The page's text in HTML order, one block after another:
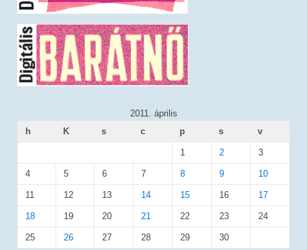
2011. április
h
K s c p s v
1 2 3
4 5 6 7 8 9 10
11 12 13 14 15 16 17
18 19 20 21 22 23 24
25 26 27 28 29 30